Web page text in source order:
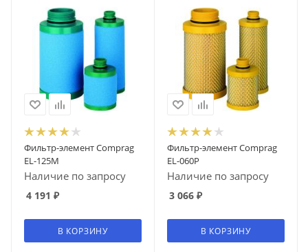
Фильтр-элемент Comprag
EL-125M
Наличие по запросу
4 191 ₽
В КОРЗИНУ
Фильтр-элемент Comprag
EL-060P
Наличие по запросу
3 066 ₽
В КОРЗИНУ